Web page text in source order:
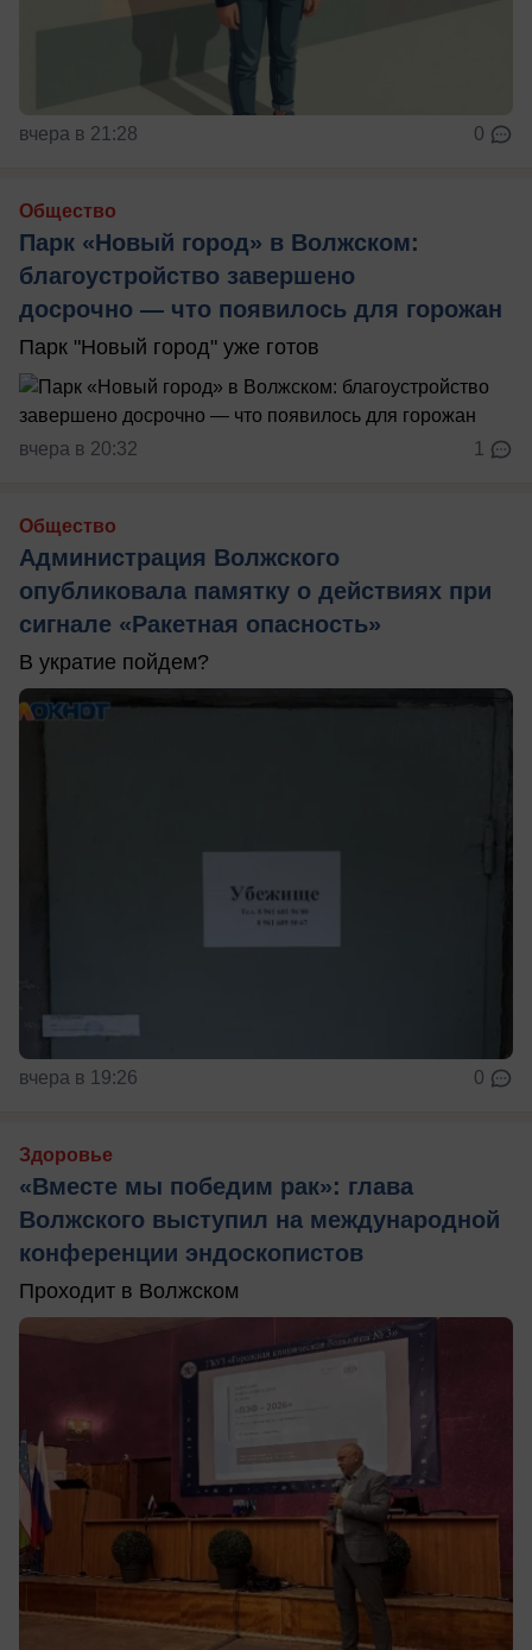
вчера в 21:28 0
Общество
Парк «Новый город» в Волжском:
благоустройство завершено
досрочно — что появилось для горожан
Парк "Новый город" уже готов
вчера в 20:32 1
Общество
Администрация Волжского
опубликовала памятку о действиях при
сигнале «Ракетная опасность»
В укратие пойдем?
вчера в 19:26 0
Здоровье
«Вместе мы победим рак»: глава
Волжского выступил на международной
конференции эндоскопистов
Проходит в Волжском